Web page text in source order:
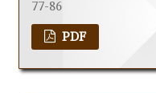
77-86
PDF